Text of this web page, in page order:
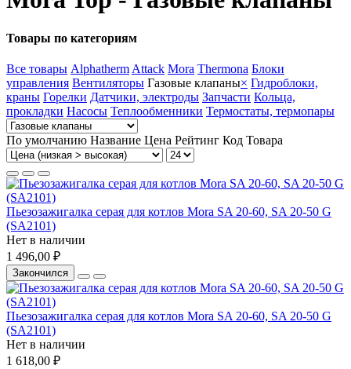
Товары по категориям
Все товары Alphatherm Attack Mora Thermona Блоки
управления Вентиляторы Газовые клапаны× Гидроблоки,
краны Горелки Датчики, электроды Запчасти Кольца,
прокладки Насосы Теплообменники Термостаты, термопары
По умолчанию Название Цена Рейтинг Код Товара
Пьезозажигалка серая для котлов Mora SA 20-60, SA 20-50 G
(SA2101)
Нет в наличии
1 496,00 ₽
Закончился
Пьезозажигалка серая для котлов Mora SA 20-60, SA 20-50 G
(SA2101)
Нет в наличии
1 618,00 ₽